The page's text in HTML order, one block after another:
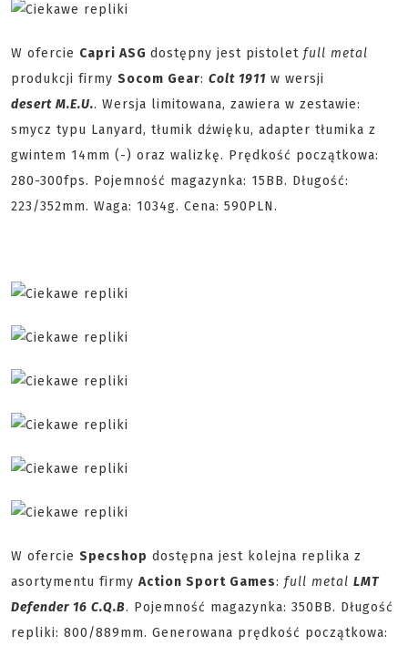
W ofercie Capri ASG dostępny jest pistolet full metal
produkcji firmy Socom Gear: Colt 1911 w wersji
desert M.E.U.. Wersja limitowana, zawiera w zestawie:
smycz typu Lanyard, tłumik dźwięku, adapter tłumika z
gwintem 14mm (-) oraz walizkę. Prędkość początkowa:
280-300fps. Pojemność magazynka: 15BB. Długość:
223/352mm. Waga: 1034g. Cena: 590PLN.
W ofercie Specshop dostępna jest kolejna replika z
asortymentu firmy Action Sport Games: full metal LMT
Defender 16 C.Q.B. Pojemność magazynka: 350BB. Długość
repliki: 800/889mm. Generowana prędkość początkowa: